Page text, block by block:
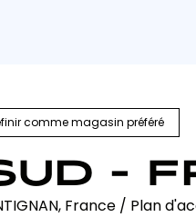
comme magasin préféré
-
France / Plan